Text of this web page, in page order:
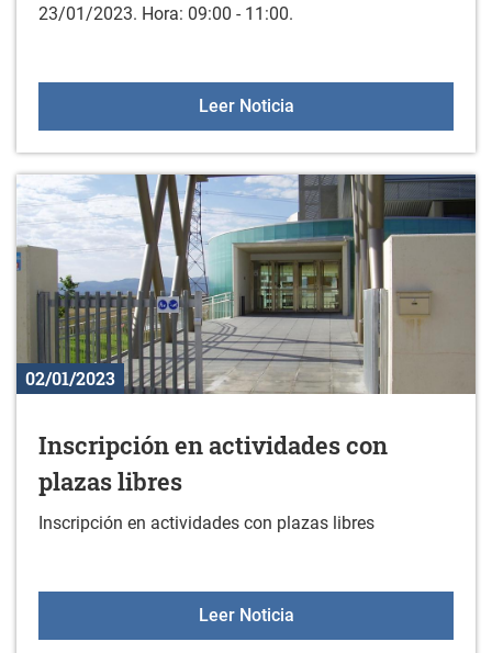
23/01/2023. Hora: 09:00 - 11:00.
Leer NoticiaPróxima visita
02/01/2023
Inscripción en actividades con
plazas libres
Inscripción en actividades con plazas libres
Leer NoticiaInscripción en